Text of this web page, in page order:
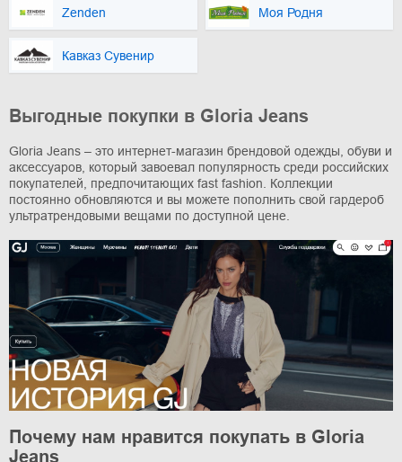
Zenden Моя Родня
Кавказ Сувенир
Выгодные покупки в Gloria Jeans
Gloria Jeans – это интернет-магазин брендовой одежды, обуви и
аксессуаров, который завоевал популярность среди российских
покупателей, предпочитающих fast fashion. Коллекции
постоянно обновляются и вы можете пополнить свой гардероб
ультратрендовыми вещами по доступной цене.
Почему нам нравится покупать в Gloria
Jeans